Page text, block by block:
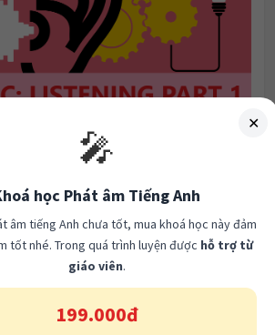
2020. ✕
🎤
học Phát âm Tiếng Anh
âm tiếng Anh chưa tốt, mua khoá học này đảm
tốt nhé. Trong quá trình luyện được hỗ trợ từ
giáo viên.
199.000đ